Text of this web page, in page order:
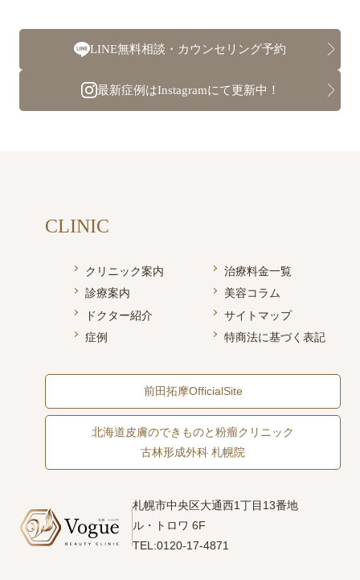
LINE無料相談・カウンセリング予約
最新症例はInstagramにて更新中！
札幌市中央区大通西1丁目13番地
ル・トロワ 6F
TEL:0120-17-4871
CLINIC
クリニック案内
診療案内
ドクター紹介
症例
治療料金一覧
美容コラム
サイトマップ
特商法に基づく表記
前田拓摩OfficialSite
北海道皮膚のできものと粉瘤クリニック
古林形成外科 札幌院